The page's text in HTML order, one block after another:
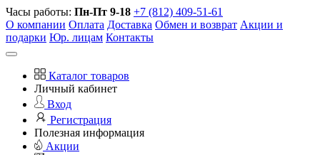
Часы работы: Пн-Пт 9-18 +7 (812) 409-51-61
О компании Оплата Доставка Обмен и возврат Акции и
подарки Юр. лицам Контакты
Каталог товаров
Личный кабинет
Вход
Регистрация
Полезная информация
Акции